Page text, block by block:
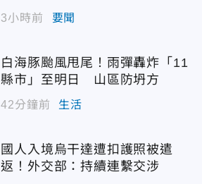
規！
3小時前 要聞
白海豚颱風甩尾！雨彈轟炸「11
縣市」至明日 山區防坍方
42分鐘前 生活
國人入境烏干達遭扣護照被遣
返！外交部：持續連繫交涉